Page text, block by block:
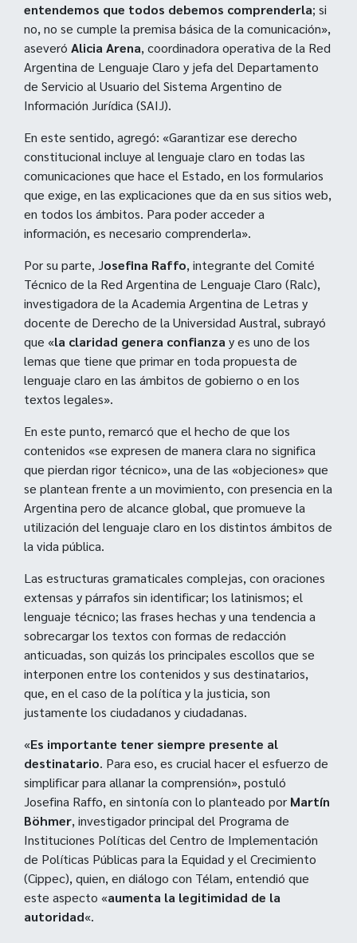
entendemos que todos debemos comprenderla; si
no, no se cumple la premisa básica de la comunicación»,
aseveró Alicia Arena, coordinadora operativa de la Red
Argentina de Lenguaje Claro y jefa del Departamento
de Servicio al Usuario del Sistema Argentino de
Información Jurídica (SAIJ).
En este sentido, agregó: «Garantizar ese derecho
constitucional incluye al lenguaje claro en todas las
comunicaciones que hace el Estado, en los formularios
que exige, en las explicaciones que da en sus sitios web,
en todos los ámbitos. Para poder acceder a
información, es necesario comprenderla».
Por su parte, Josefina Raffo, integrante del Comité
Técnico de la Red Argentina de Lenguaje Claro (Ralc),
investigadora de la Academia Argentina de Letras y
docente de Derecho de la Universidad Austral, subrayó
que «la claridad genera confianza y es uno de los
lemas que tiene que primar en toda propuesta de
lenguaje claro en las ámbitos de gobierno o en los
textos legales».
En este punto, remarcó que el hecho de que los
contenidos «se expresen de manera clara no significa
que pierdan rigor técnico», una de las «objeciones» que
se plantean frente a un movimiento, con presencia en la
Argentina pero de alcance global, que promueve la
utilización del lenguaje claro en los distintos ámbitos de
la vida pública.
Las estructuras gramaticales complejas, con oraciones
extensas y párrafos sin identificar; los latinismos; el
lenguaje técnico; las frases hechas y una tendencia a
sobrecargar los textos con formas de redacción
anticuadas, son quizás los principales escollos que se
interponen entre los contenidos y sus destinatarios,
que, en el caso de la política y la justicia, son
justamente los ciudadanos y ciudadanas.
«Es importante tener siempre presente al
destinatario. Para eso, es crucial hacer el esfuerzo de
simplificar para allanar la comprensión», postuló
Josefina Raffo, en sintonía con lo planteado por Martín
Böhmer, investigador principal del Programa de
Instituciones Políticas del Centro de Implementación
de Políticas Públicas para la Equidad y el Crecimiento
(Cippec), quien, en diálogo con Télam, entendió que
este aspecto «aumenta la legitimidad de la
autoridad«.